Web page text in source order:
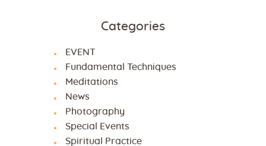
Categories
EVENT
Fundamental Techniques
Meditations
News
Photography
Special Events
Spiritual Practice